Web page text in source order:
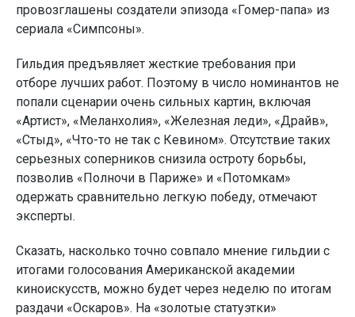
провозглашены создатели эпизода «Гомер-папа» из
сериала «Симпсоны».
Гильдия предъявляет жесткие требования при
отборе лучших работ. Поэтому в число номинантов не
попали сценарии очень сильных картин, включая
«Артист», «Меланхолия», «Железная леди», «Драйв»,
«Стыд», «Что-то не так с Кевином». Отсутствие таких
серьезных соперников снизила остроту борьбы,
позволив «Полночи в Париже» и «Потомкам»
одержать сравнительно легкую победу, отмечают
эксперты.
Сказать, насколько точно совпало мнение гильдии с
итогами голосования Американской академии
киноискусств, можно будет через неделю по итогам
раздачи «Оскаров». На «золотые статуэтки»